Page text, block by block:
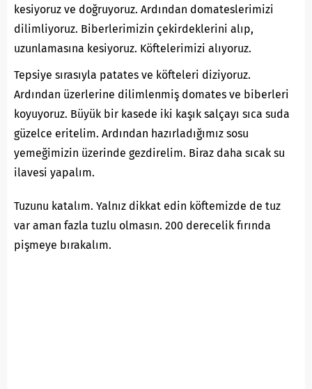
kesiyoruz ve doğruyoruz. Ardından domateslerimizi
dilimliyoruz. Biberlerimizin çekirdeklerini alıp,
uzunlamasına kesiyoruz. Köftelerimizi alıyoruz.
Tepsiye sırasıyla patates ve köfteleri diziyoruz.
Ardından üzerlerine dilimlenmiş domates ve biberleri
koyuyoruz. Büyük bir kasede iki kaşık salçayı sıca suda
güzelce eritelim. Ardından hazırladığımız sosu
yemeğimizin üzerinde gezdirelim. Biraz daha sıcak su
ilavesi yapalım.
Tuzunu katalım. Yalnız dikkat edin köftemizde de tuz
var aman fazla tuzlu olmasın. 200 derecelik fırında
pişmeye bırakalım.